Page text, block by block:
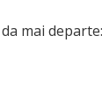
mai departe: